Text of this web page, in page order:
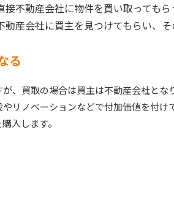
接不動産会社に物件を買い取ってもら
動産会社に買主を見つけてもらい、
る
、買取の場合は買主は不動産会社とな
リノベーションなどで付加価値を付け
入します。